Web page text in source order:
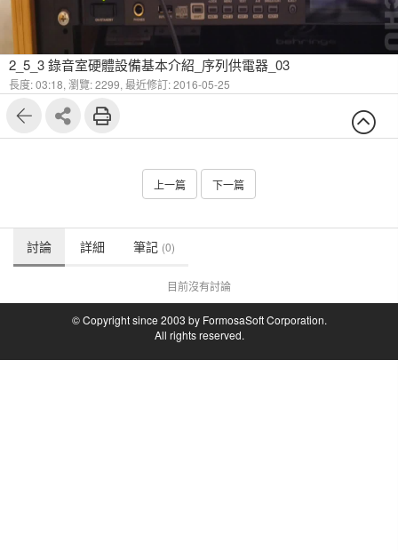
2_5_3 錄音室硬體設備基本介紹_序列供電器_03
長度: 03:18, 瀏覽: 2299, 最近修訂: 2016-05-25
上一篇 下一篇
討論 詳細 筆記 (0)
目前沒有討論
© Copyright since 2003 by FormosaSoft Corporation.
All rights reserved.